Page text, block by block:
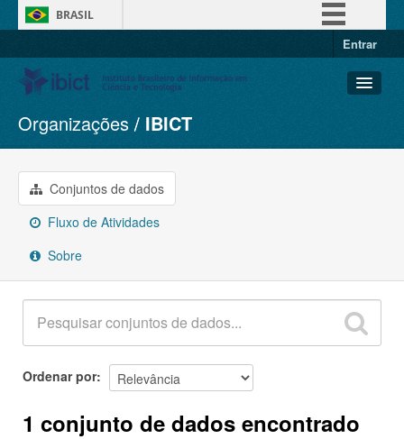
BRASIL
Entrar
Conjuntos de dados
Organizações
Grupos
Sobre
Organizações IBICT
Conjuntos de dados
Fluxo de Atividades
Sobre
Ordenar por
1 conjunto de dados encontrado